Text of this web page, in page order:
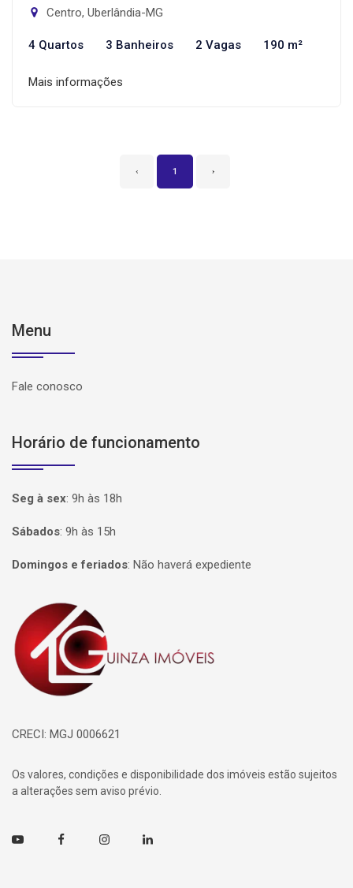
Centro, Uberlândia-MG
4 Quartos 3 Banheiros 2 Vagas 190 m²
Mais informações
‹ 1 ›
Menu
Fale conosco
Horário de funcionamento
Seg à sex: 9h às 18h
Sábados: 9h às 15h
Domingos e feriados: Não haverá expediente
Página inicial
CRECI: MGJ 0006621
Os valores, condições e disponibilidade dos imóveis estão sujeitos
a alterações sem aviso prévio.
Youtube FacebookInstagramLinkedin